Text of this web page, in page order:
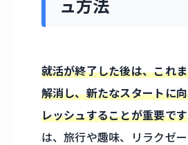
ュ方法
就活が終了した後は、これ
解消し、新たなスタートに
レッシュすることが重要です
は、旅行や趣味、リラクゼ